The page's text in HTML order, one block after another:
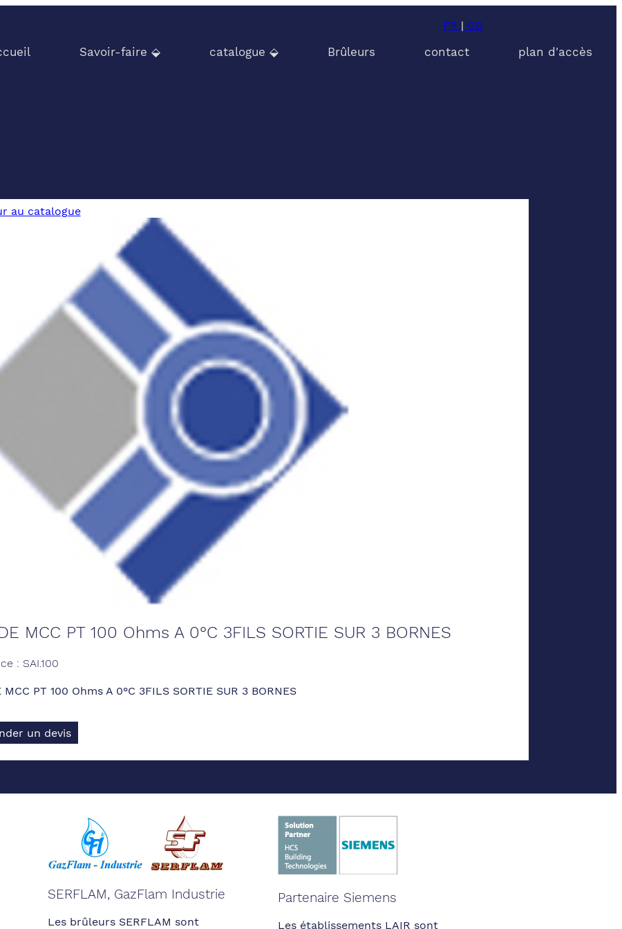
FR | GB
Savoir-faire ⬙ catalogue ⬙ Brûleurs contact plan d'accès
au catalogue
MCC PT 100 Ohms A 0°C 3FILS SORTIE SUR 3 BORNES
: SAI.100
MCC PT 100 Ohms A 0°C 3FILS SORTIE SUR 3 BORNES
un devis
SERFLAM, GazFlam Industrie
Les brûleurs SERFLAM sont
Partenaire Siemens
Les établissements LAIR sont